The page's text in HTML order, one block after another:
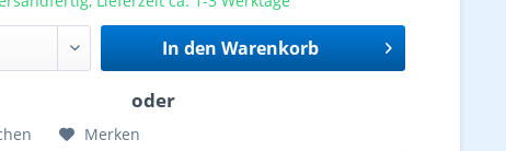
In den Warenkorb
Merken